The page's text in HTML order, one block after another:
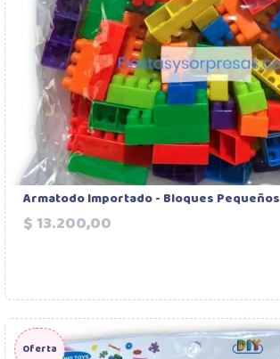
Armatodo Importado - Bloques Pequeños
$ 13.200,00
Oferta